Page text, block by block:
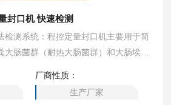
封口机 快速检测
检测系统：程控定量封口机主要用于简
肠菌群（耐热大肠菌群）和大肠埃希
瓶装水、畜牧供水、二次供水等。酶
快速检测
厂商性质：
生产厂家